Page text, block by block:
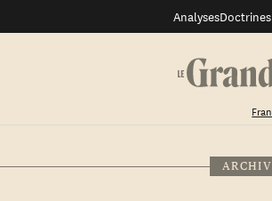
AnalysesDoctrines